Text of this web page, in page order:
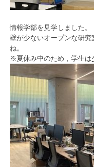
情報学部を見学しました。
壁が少ないオープンな研
ね。
※夏休み中のため，学生は